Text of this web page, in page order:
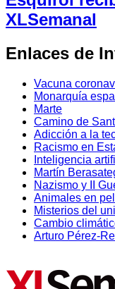
XLSemanal
Enlaces de
Vacuna
Monarquía
Marte
Camino de
Adicción a la
Racismo en
Inteligencia
Martín
Nazismo y II
Animales en
Misterios del
Cambio
Arturo Pérez-